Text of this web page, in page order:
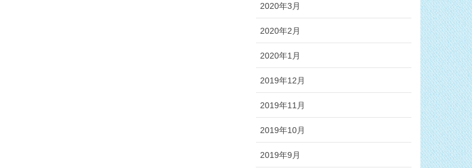
2020年3月
2020年2月
2020年1月
2019年12月
2019年11月
2019年10月
2019年9月